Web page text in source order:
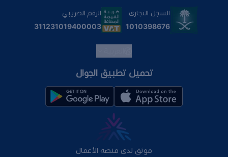
السجل التجاري
1010398676
الرقم الضريبي
311231019400003
تحميل تطبيق الجوال
موثق لدى منصة الأعمال